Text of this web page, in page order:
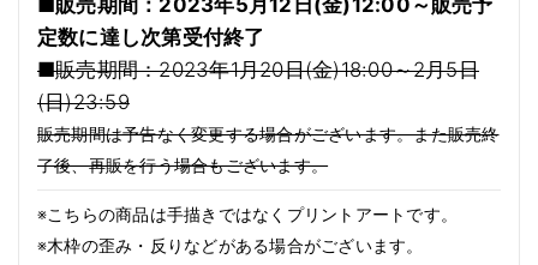
■販売期間：2023年5月12日(金)12:00～販売予
定数に達し次第受付終了
■販売期間：2023年1月20日(金)18:00～2月5日
(日)23:59
販売期間は予告なく変更する場合がございます。また販売終
了後、再販を行う場合もございます。
※こちらの商品は手描きではなくプリントアートです。
※木枠の歪み・反りなどがある場合がございます。